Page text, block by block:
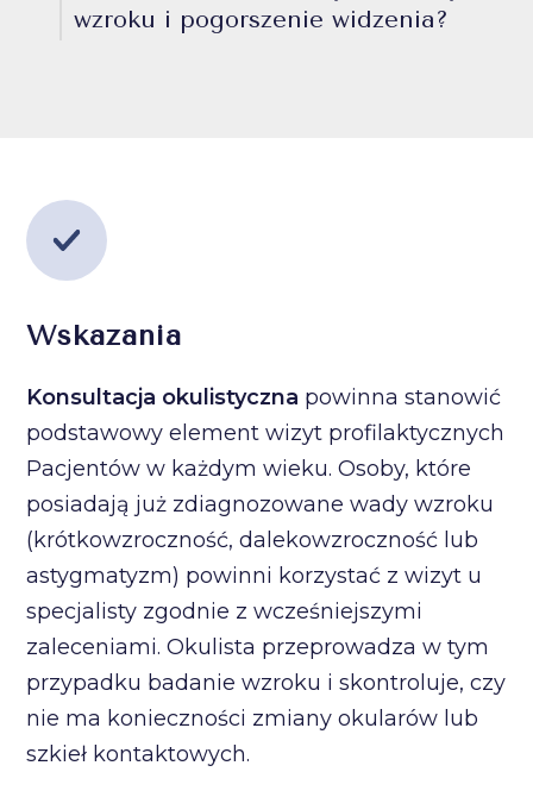
wzroku i pogorszenie widzenia?
Wskazania
Konsultacja okulistyczna powinna stanowić
podstawowy element wizyt profilaktycznych
Pacjentów w każdym wieku. Osoby, które
posiadają już zdiagnozowane wady wzroku
(krótkowzroczność, dalekowzroczność lub
astygmatyzm) powinni korzystać z wizyt u
specjalisty zgodnie z wcześniejszymi
zaleceniami. Okulista przeprowadza w tym
przypadku badanie wzroku i skontroluje, czy
nie ma konieczności zmiany okularów lub
szkieł kontaktowych.